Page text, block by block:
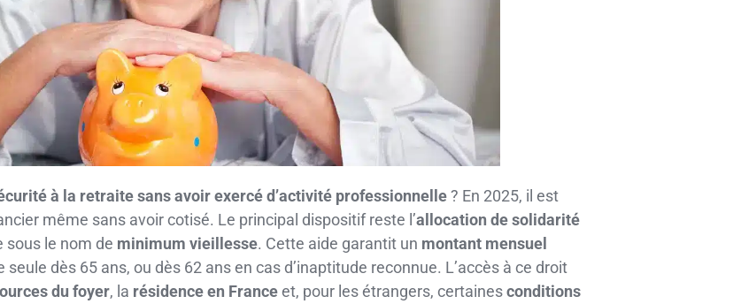
à la retraite sans avoir exercé d’activité professionnelle? En 2025, il est
même sans avoir cotisé. Le principal dispositif reste l’allocation de solidarité
sous le nom de minimum vieillesse. Cette aide garantit un montant mensuel
seule dès 65 ans, ou dès 62 ans en cas d’inaptitude reconnue. L’accès à ce droit
du foyer, la résidence en Franceet, pour les étrangers, certainesconditions